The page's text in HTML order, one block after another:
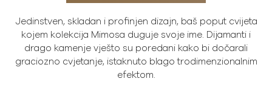
Jedinstven, skladan i profinjen dizajn, baš poput cvijeta
kojem kolekcija Mimosa duguje svoje ime. Dijamanti i
drago kamenje vješto su poredani kako bi dočarali
graciozno cvjetanje, istaknuto blago trodimenzionalnim
efektom.